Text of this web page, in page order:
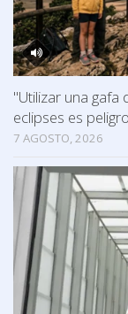
"Utilizar una
eclipses es
7 AGOSTO, 2026